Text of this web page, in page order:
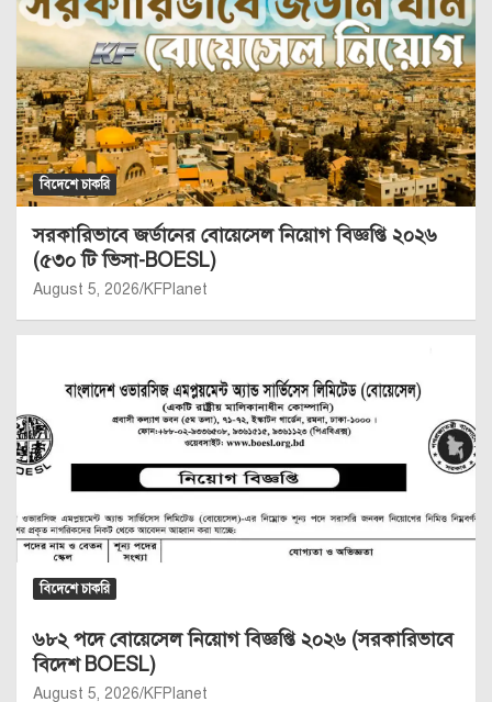
বিদেশে চাকরি
সরকারিভাবে জর্ডানের বোয়েসেল নিয়োগ বিজ্ঞপ্তি ২০২৬
(৫৩০ টি ভিসা-BOESL)
August 5, 2026 KFPlanet
বিদেশে চাকরি
৬৮২ পদে বোয়েসেল নিয়োগ বিজ্ঞপ্তি ২০২৬ (সরকারিভাবে
বিদেশ BOESL)
August 5, 2026 KFPlanet